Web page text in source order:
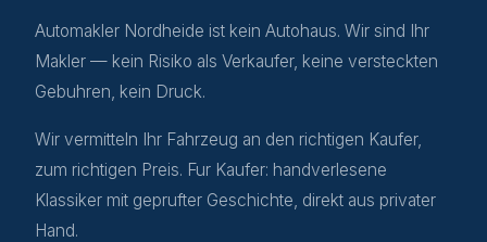
Automakler Nordheide ist kein Autohaus. Wir sind Ihr
Makler — kein Risiko als Verkaufer, keine versteckten
Gebuhren, kein Druck.
Wir vermitteln Ihr Fahrzeug an den richtigen Kaufer,
zum richtigen Preis. Fur Kaufer: handverlesene
Klassiker mit geprufter Geschichte, direkt aus privater
Hand.